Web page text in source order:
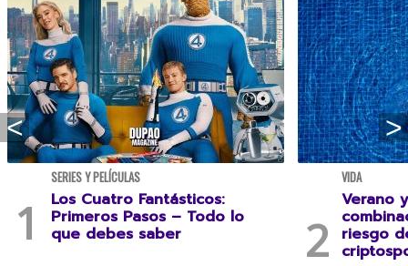
SERIES Y PELÍCULAS
Los Cuatro Fantásticos:
Primeros Pasos – Todo lo
que debes saber
VIDA
Verano
riesgo